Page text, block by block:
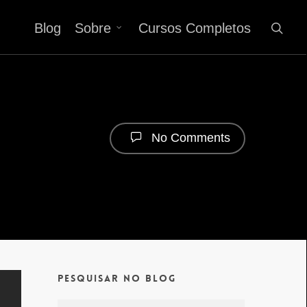
Blog Sobre Cursos Completos
No Comments
Pesquisar no Blog